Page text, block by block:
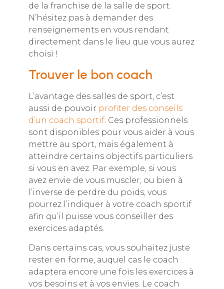
de la franchise de la salle de sport.
N’hésitez pas à demander des
renseignements en vous rendant
directement dans le lieu que vous aurez
choisi !
Trouver le bon coach
L’avantage des salles de sport, c’est
aussi de pouvoir profiter des conseils
d’un coach sportif. Ces professionnels
sont disponibles pour vous aider à vous
mettre au sport, mais également à
atteindre certains objectifs particuliers
si vous en avez. Par exemple, si vous
avez envie de vous muscler, ou bien à
l’inverse de perdre du poids, vous
pourrez l’indiquer à votre coach sportif
afin qu’il puisse vous conseiller des
exercices adaptés.
Dans certains cas, vous souhaitez juste
rester en forme, auquel cas le coach
adaptera encore une fois les exercices à
vos besoins et à vos envies. Le coach